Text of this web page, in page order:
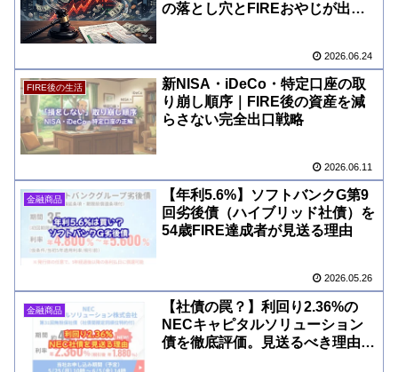
の落とし穴とFIREおやじが出し
2026.06.24
FIRE後の生活
新NISA・iDeCo・特定口座の取
り崩し順序｜FIRE後の資産を減
らさない完全出口戦略
2026.06.11
金融商品
【年利5.6%】ソフトバンクG第9
回劣後債（ハイブリッド社債）を
54歳FIRE達成者が見送る理由
2026.05.26
金融商品
【社債の罠？】利回り2.36%の
NECキャピタルソリューション
債を徹底評価。見送るべき理由と